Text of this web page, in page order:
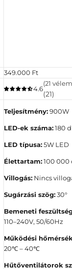
E
e
e
á
349.000 Ft
4.6
(21
(21)
Teljesítmény:900W
LED-ek száma:180
LED típusa:5W LED
Élettartam:100 000
Villogás: Nincs
Sugárzási szög:30°
Bemeneti
110–240V, 50/60Hz
Működési
20℃ – 40℃
Hűtőventilátorok